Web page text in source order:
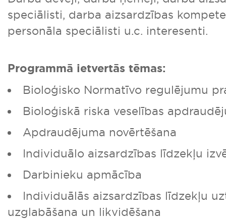
speciālisti, darba aizsardzības
personāla speciālisti u.c. interesenti.
Programmā ietvertās tēmas:
Bioloģisko Normatīvo regulējumu
Bioloģiskā riska veselības
Apdraudējuma novērtēšana
Individuālo aizsardzības līdzekļu
Darbinieku apmācība
Individuālās aizsardzības līdzekļu
uzglabāšana un likvidēšana